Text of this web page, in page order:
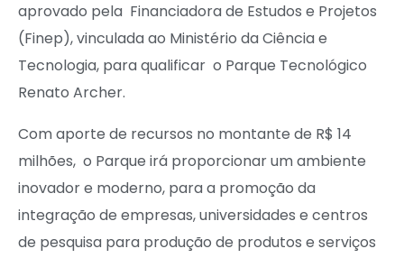
aprovado pela Financiadora de Estudos e Projetos
(Finep), vinculada ao Ministério da Ciência e
Tecnologia, para qualificar o Parque Tecnológico
Renato Archer.
Com aporte de recursos no montante de R$ 14
milhões, o Parque irá proporcionar um ambiente
inovador e moderno, para a promoção da
integração de empresas, universidades e centros
de pesquisa para produção de produtos e serviços